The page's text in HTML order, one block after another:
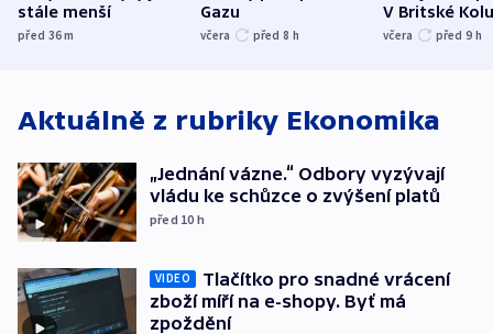
stále menší
před 36m
Gazu
včera před 8 h
V Britské
evakuovali
včera před 9 h
Aktuálně z rubriky Ekonomika
„Jednání vázne.“ Odbory vyzývají
vládu ke schůzce o zvýšení platů
před 10 h
VIDEO
Tlačítko pro snadné vrácení
zboží míří na e-shopy. Byť má
zpoždění